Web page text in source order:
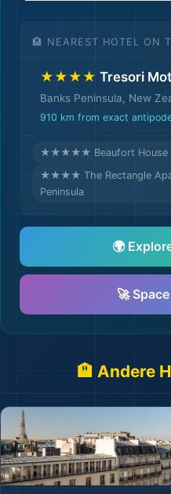
🏨 NEAREST HOTEL ON
★★★★ Tresori
Banks Peninsula, New
910 km from exact
★★★★★ Beaufort House
★★★★ The Rectangle
Peninsula
🌍
🚀
🏨 Andere